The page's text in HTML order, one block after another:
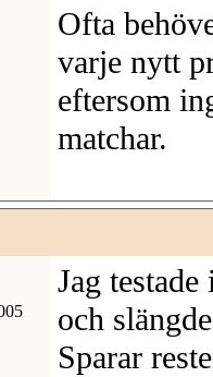
Ofta
varje nytt
eftersom
matchar.
Jag
och
Sparar